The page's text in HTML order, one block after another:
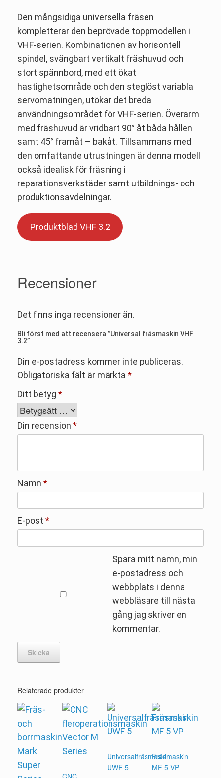
Den mångsidiga universella fräsen
kompletterar den beprövade toppmodellen i
VHF-serien. Kombinationen av horisontell
spindel, svängbart vertikalt fräshuvud och
stort spännbord, med ett ökat
hastighetsområde och den steglöst variabla
servomatningen, utökar det breda
användningsområdet för VHF-serien. Överarm
med fräshuvud är vridbart 90° åt båda hållen
samt 45° framåt – bakåt. Tillsammans med
den omfattande utrustningen är denna modell
också idealisk för fräsning i
reparationsverkstäder samt utbildnings- och
produktionsavdelningar.
Produktblad VHF 3.2
Recensioner
Det finns inga recensioner än.
Bli först med att recensera ”Universal fräsmaskin VHF
3.2”
Din e-postadress kommer inte publiceras.
Obligatoriska fält är märkta *
Ditt betyg *
Din recension *
Namn *
E-post *
Spara mitt namn, min
e-postadress och
webbplats i denna
webbläsare till nästa
gång jag skriver en
kommentar.
Relaterade produkter
Universalfräsmaskin
UWF 5
Fräsmaskin
MF 5 VP